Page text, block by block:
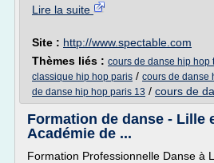
Lire la suite
Site : http://www.spectable.com
Thèmes liés : cours de danse hip hop
classique hip hop paris / cours de danse
de danse hip hop paris 13 / cours de
Formation de danse - Lille
Académie de ...
Formation Professionnelle Danse à